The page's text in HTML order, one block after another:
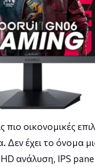
πιο οικονομικές
έχει το όνομα
ανάλυση, IPS